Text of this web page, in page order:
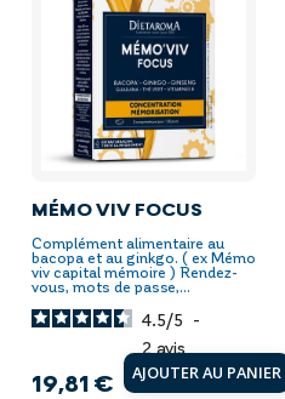
MÉMO VIV FOCUS
Complément alimentaire au
bacopa et au ginkgo. ( ex Mémo
viv capital mémoire ) Rendez-
vous, mots de passe,...
Prix
19,81 € AJOUTER AU PANIER
4.5/5 -
2 avis